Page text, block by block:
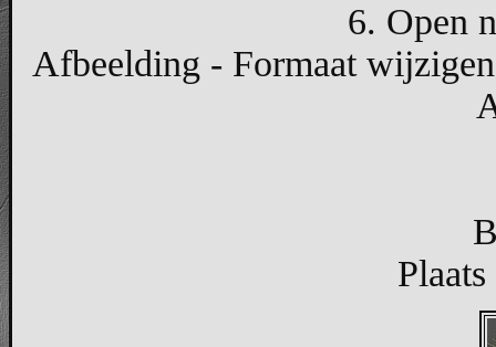
6. Open
Afbeelding - Formaat